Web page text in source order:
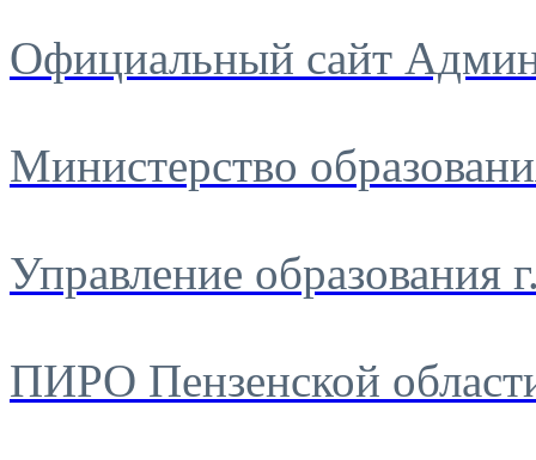
Официальный сайт
Министерство
Управление образования
ПИРО Пензенской